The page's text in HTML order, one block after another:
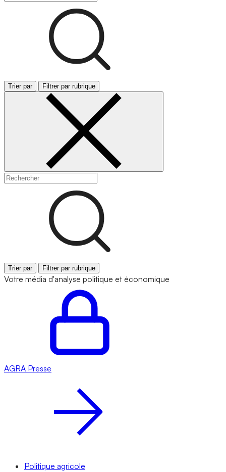
Trier par Filtrer par rubrique
Trier par Filtrer par rubrique
Votre média d'analyse politique et économique
AGRA Presse
Politique agricole